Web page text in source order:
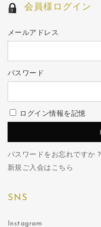
会員様ログイン
メールアドレス
パスワード
ログイン情報を記憶
パスワードをお忘れですか ?
新規ご入会はこちら
SNS
Instagram